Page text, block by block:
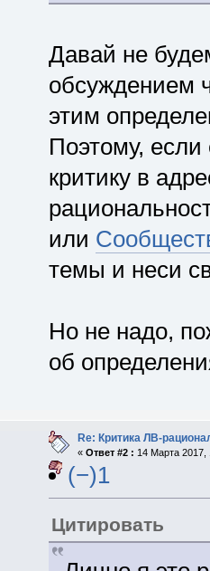
Давай не
обсуждением
этим
Поэтому, если
критику в
или
темы и неси
Но не надо,
об
Re: Критика ЛВ-
« Ответ #2 : 14 Марта 2017,
(−)1
Цитировать